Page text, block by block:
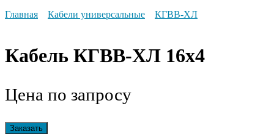
Главная
Кабели универсальные КГВВ-ХЛ
Кабель КГВВ-ХЛ 16х4
Цена по запросу
Заказать